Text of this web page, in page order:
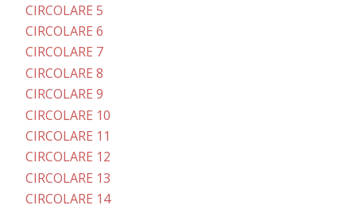
CIRCOLARE 5
CIRCOLARE 6
CIRCOLARE 7
CIRCOLARE 8
CIRCOLARE 9
CIRCOLARE 10
CIRCOLARE 11
CIRCOLARE 12
CIRCOLARE 13
CIRCOLARE 14